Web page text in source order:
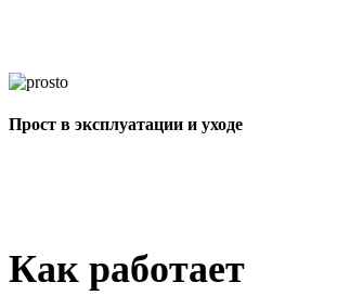
Прост в эксплуатации и уходе
Как работает